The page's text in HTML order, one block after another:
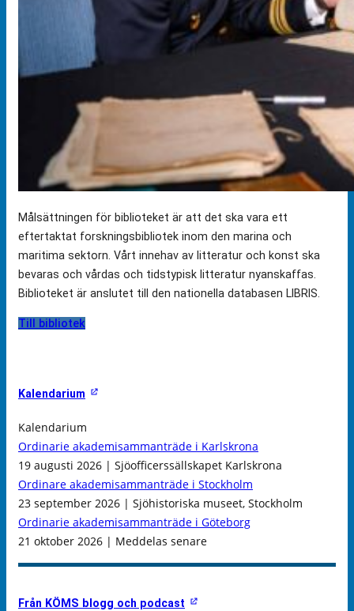
Målsättningen för biblioteket är att det ska vara ett
eftertaktat forskningsbibliotek inom den marina och
maritima sektorn. Vårt innehav av litteratur och konst ska
bevaras och vårdas och tidstypisk litteratur nyanskaffas.
Biblioteket är anslutet till den nationella databasen LIBRIS.
Till bibliotek
Kalendarium
Kalendarium
Ordinarie akademisammanträde i Karlskrona
19 augusti 2026 | Sjöofficerssällskapet Karlskrona
Ordinare akademisammanträde i Stockholm
23 september 2026 | Sjöhistoriska museet, Stockholm
Ordinarie akademisammanträde i Göteborg
21 oktober 2026 | Meddelas senare
Från KÖMS blogg och podcast